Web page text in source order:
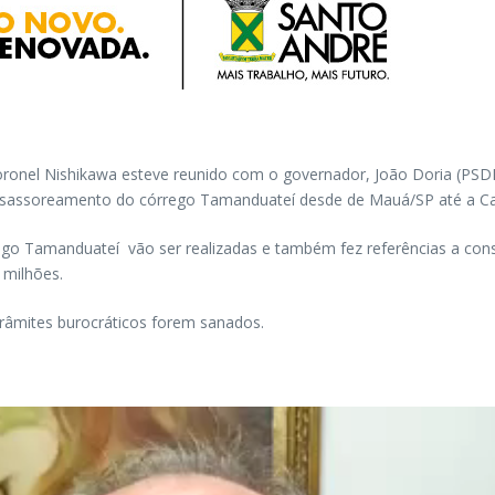
Nishikawa esteve reunido com o governador, João Doria
do córrego Tamanduateí desde de Mauá/SP até a
Tamanduateí vão ser realizadas e também fez referências a
burocráticos forem sanados.